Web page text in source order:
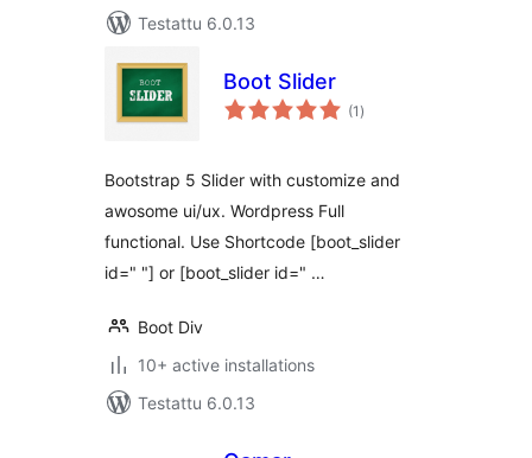
Testattu 6.0.13
Boot Slider
(1 arvosanat
yhteensä
)
Bootstrap 5 Slider with customize and
awosome ui/ux. Wordpress Full
functional. Use Shortcode [boot_slider
id=" "] or [boot_slider id=" …
Boot Div
10+ active installations
Testattu 6.0.13